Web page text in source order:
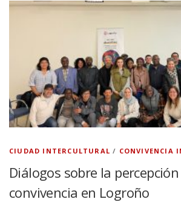
CIUDAD INTERCULTURAL / CONVIVENCIA
Diálogos sobre la
convivencia en Logroño